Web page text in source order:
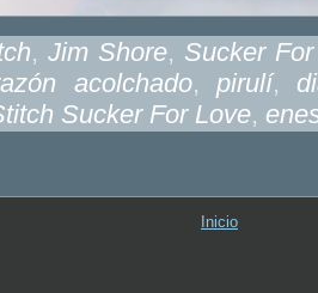
, Jim Shore, Sucker
acolchado,pirulí,
Sucker For Love,
Inicio